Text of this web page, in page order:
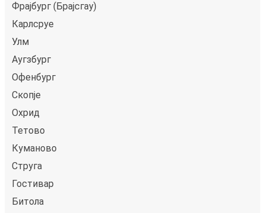
Фрајбург (Брајсгау)
Карлсруе
Улм
Аугзбург
Офенбург
Скопје
Охрид
Тетово
Куманово
Струга
Гостивар
Битола